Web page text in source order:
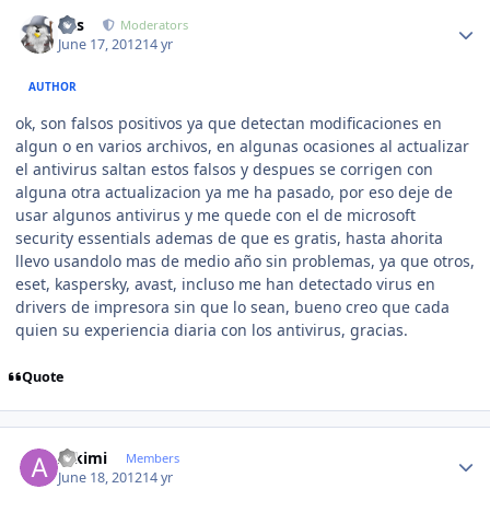
luis Moderators
June 17, 201214 yr
AUTHOR
ok, son falsos positivos ya que detectan modificaciones en
algun o en varios archivos, en algunas ocasiones al actualizar
el antivirus saltan estos falsos y despues se corrigen con
alguna otra actualizacion ya me ha pasado, por eso deje de
usar algunos antivirus y me quede con el de microsoft
security essentials ademas de que es gratis, hasta ahorita
llevo usandolo mas de medio año sin problemas, ya que otros,
eset, kaspersky, avast, incluso me han detectado virus en
drivers de impresora sin que lo sean, bueno creo que cada
quien su experiencia diaria con los antivirus, gracias.
Quote
Alkimi Members
June 18, 201214 yr